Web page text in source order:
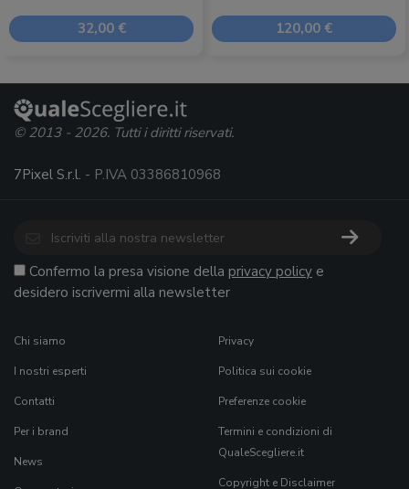
32,00 € 120,00 €
© 2013 - 2026. Tutti i diritti riservati.
7Pixel S.r.l. - P.IVA 03386810968
Confermo la presa visione della privacy policy e
desidero iscrivermi alla newsletter
Chi siamo
I nostri esperti
Contatti
Per i brand
News
Privacy
Politica sui cookie
Preferenze cookie
Termini e condizioni di
QualeScegliere.it
Copyright e Disclaimer